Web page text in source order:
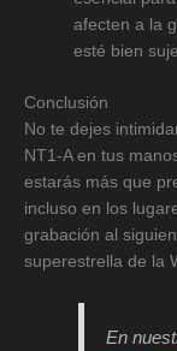
afecten a la
esté bien
Conclusión
No te dejes
NT1-A en tus
estarás más que
incluso en los
grabación al
superestrella de la
En